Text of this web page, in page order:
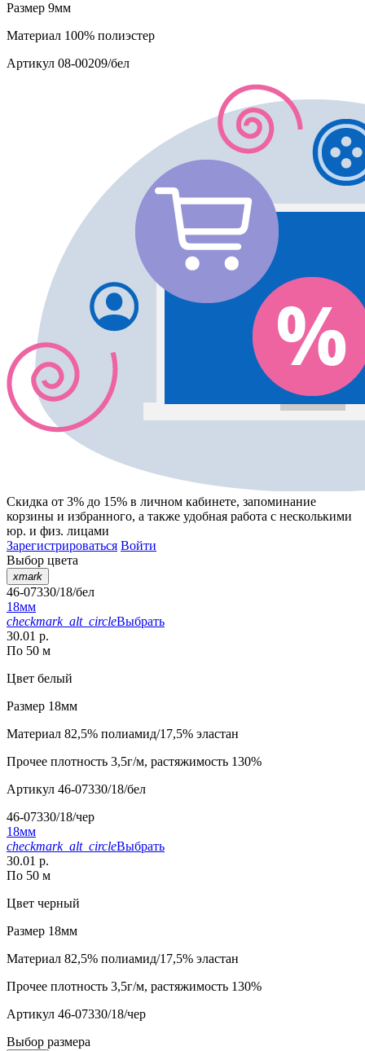
Размер 9мм
Материал 100% полиэстер
Артикул 08-00209/бел
Скидка от 3% до 15% в личном кабинете, запоминание
корзины и избранного, а также удобная работа с несколькими
юр. и физ. лицами
Зарегистрироваться Войти
Выбор цвета
xmark
46-07330/18/бел
18мм
checkmark_alt_circleВыбрать
30.01 р.
По 50 м
Цвет белый
Размер 18мм
Материал 82,5% полиамид/17,5% эластан
Прочее плотность 3,5г/м, растяжимость 130%
Артикул 46-07330/18/бел
46-07330/18/чер
18мм
checkmark_alt_circleВыбрать
30.01 р.
По 50 м
Цвет черный
Размер 18мм
Материал 82,5% полиамид/17,5% эластан
Прочее плотность 3,5г/м, растяжимость 130%
Артикул 46-07330/18/чер
Выбор размера